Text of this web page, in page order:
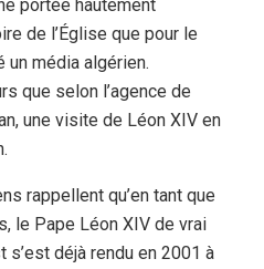
portée hautement
de l’Église que pour le
un média algérien.
que selon l’agence de
une visite de Léon XIV en
rappellent qu’en tant que
le Pape Léon XIV de vrai
déjà rendu en 2001 à